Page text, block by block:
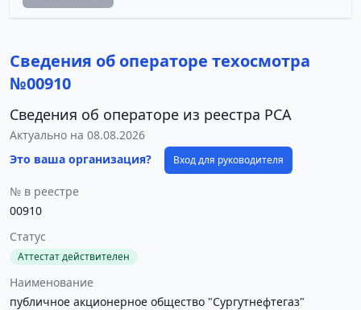
Сведения об операторе техосмотра
№00910
Сведения об операторе из реестра РСА
Актуально на 08.08.2026
Это ваша организация?
Вход для руководителя
№ в реестре
00910
Статус
Аттестат действителен
Наименование
публичное акционерное общество "Сургутнефтегаз"